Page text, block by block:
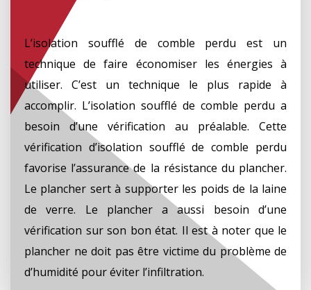
L’isolation soufflé de comble perdu est un
technique de faire économiser les énergies à
utiliser. C’est un technique le plus rapide à
accomplir. L’isolation soufflé de comble perdu a
besoin d’une vérification au préalable. Cette
vérification d’isolation soufflé de comble perdu
favorise l’assurance de la résistance du plancher.
Le plancher sert à supporter les poids de la laine
de verre. Le plancher a aussi besoin d’une
vérification sur son bon état. Il est à noter que le
plancher ne doit pas être victime du problème de
d’humidité pour éviter l’infiltration.